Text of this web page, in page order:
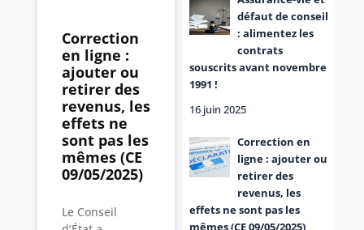
Correction
en ligne :
ajouter ou
retirer des
revenus, les
effets ne
sont pas les
mêmes (CE
09/05/2025)
Le Conseil
défaut de conseil
: alimentez les
contrats
souscrits avant novembre
1991 !
16 juin 2025
Correction en
ligne : ajouter ou
retirer des
revenus, les
effets ne sont pas les
mêmes (CE 09/05/2025)